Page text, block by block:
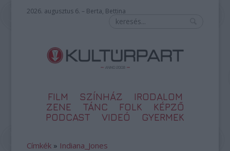
2026. augusztus 6. – Berta, Bettina
FILM SZÍNHÁZ
IRODALOM
ZENE
TÁNC FOLK
KÉPZŐ
PODCAST
VIDEÓ GYERMEK
Címkék » Indiana_Jones